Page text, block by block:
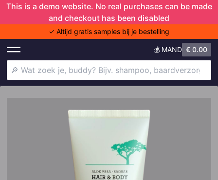
This is a demo website. No real purchases can be made
and checkout has been disabled
✓ Altijd gratis samples bij je bestelling
💰 MAND € 0.00
BaardverzorgingAnti-agingHaaruitval
Skincare